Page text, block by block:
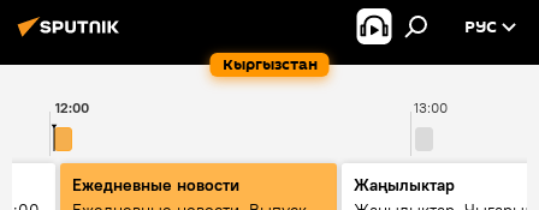
Кыргызстан
РУС
13:00
12:00
Ежедневные новости
Жаңылыктар